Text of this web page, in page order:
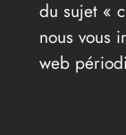
du sujet «
nous vous
web